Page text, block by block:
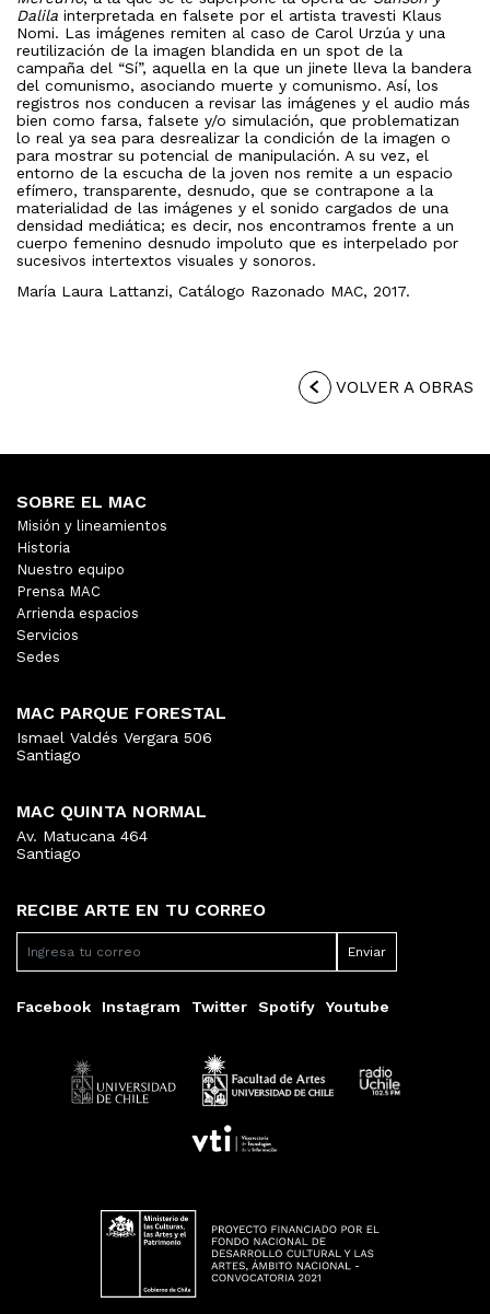
Dalila interpretada en falsete por el artista travesti Klaus
Nomi. Las imágenes remiten al caso de Carol Urzúa y una
reutilización de la imagen blandida en un spot de la
campaña del “Sí”, aquella en la que un jinete lleva la bandera
del comunismo, asociando muerte y comunismo. Así, los
registros nos conducen a revisar las imágenes y el audio más
bien como farsa, falsete y/o simulación, que problematizan
lo real ya sea para desrealizar la condición de la imagen o
para mostrar su potencial de manipulación. A su vez, el
entorno de la escucha de la joven nos remite a un espacio
efímero, transparente, desnudo, que se contrapone a la
materialidad de las imágenes y el sonido cargados de una
densidad mediática; es decir, nos encontramos frente a un
cuerpo femenino desnudo impoluto que es interpelado por
sucesivos intertextos visuales y sonoros.
María Laura Lattanzi, Catálogo Razonado MAC, 2017.
VOLVER A OBRAS
RECIBE ARTE EN TU CORREO
Facebook Instagram Twitter Spotify Youtube
SOBRE EL MAC
Misión y lineamientos
Historia
Nuestro equipo
Prensa MAC
Arrienda espacios
Servicios
Sedes
MAC PARQUE FORESTAL
Ismael Valdés Vergara 506
Santiago
MAC QUINTA NORMAL
Av. Matucana 464
Santiago